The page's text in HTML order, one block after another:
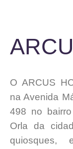
O ARCUS
na Avenida
498 no
Orla da